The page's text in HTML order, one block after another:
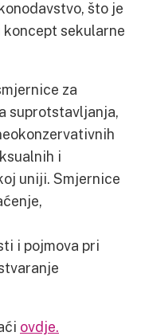
što je
sekularne
za
suprotstavljanja,
i
uniji. Smjernice
i pojmova pri
ovdje.